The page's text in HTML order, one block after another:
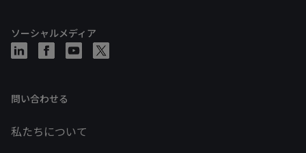
ソーシャルメディア
問い合わせる
私たちについて